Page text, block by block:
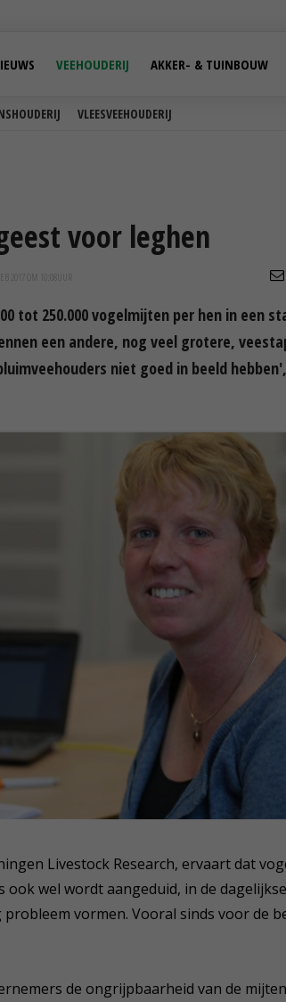
VLEESVEEHOUDERIJ
VEEHOUDERIJ AKKER- & TUINBOUW
voor leghen
2017 OM 10:08
tot 250.000 vogelmijten per hen in een
een andere, nog veel grotere,
niet goed in beeld
Livestock Research, ervaart dat
ook wel wordt aangeduid, in de
vormen. Vooral sinds voor de
de ongrijpbaarheid van de